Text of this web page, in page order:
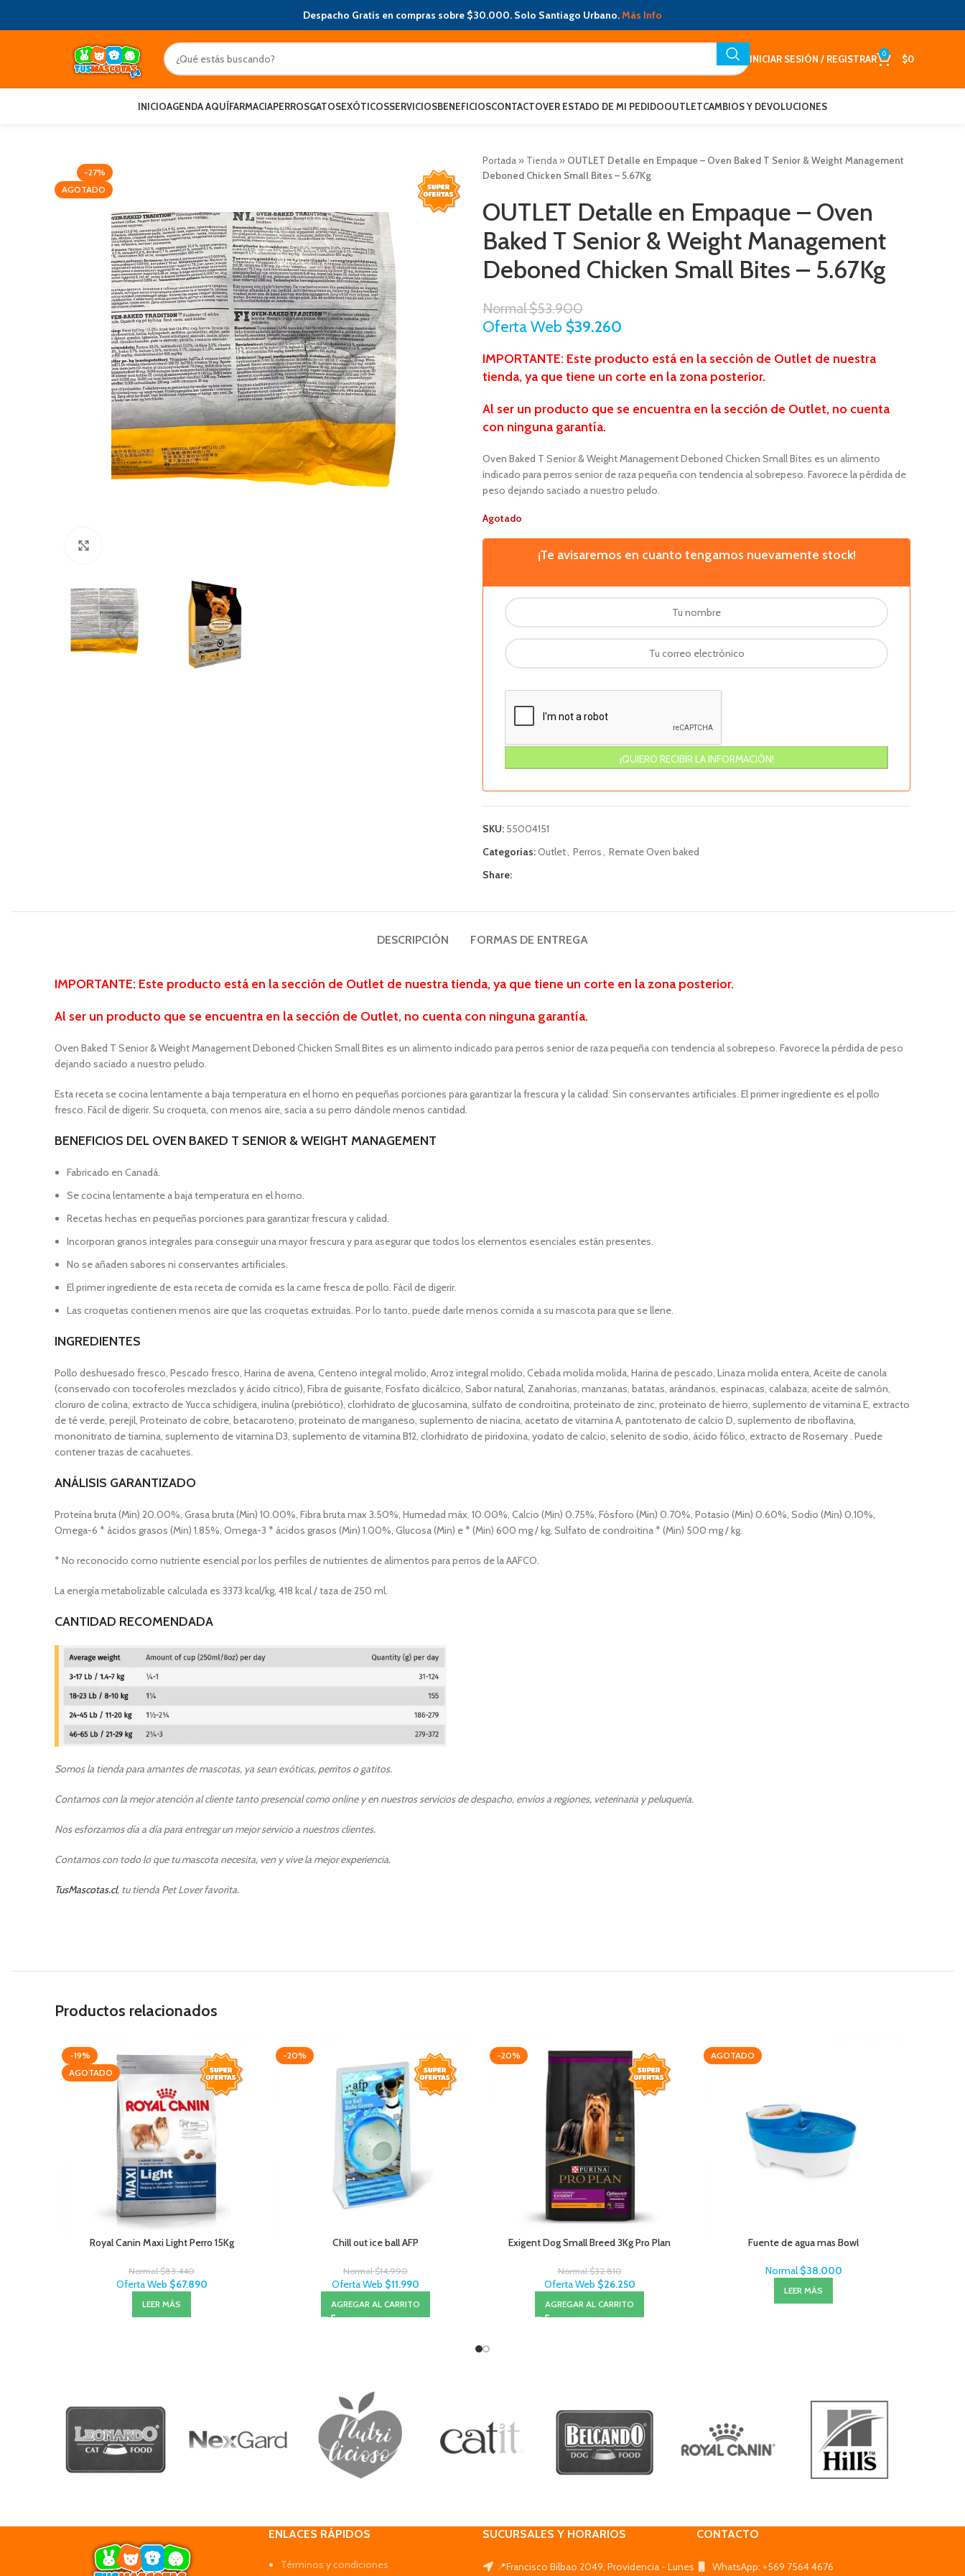
Despacho Gratis en compras sobre $30.000. Solo Santiago Urbano.Más Info
INICIAR SESIÓN / REGISTRAR 0 $0
INICIOAGENDA AQUÍFARMACIAPERROSGATOSEXÓTICOSSERVICIOSBENEFICIOSCONTACTOVER ESTADO DE MI PEDIDOOUTLETCAMBIOS Y DEVOLUCIONES
-27%
AGOTADO
Portada » Tienda » OUTLET Detalle en Empaque – Oven Baked T Senior & Weight Management
Deboned Chicken Small Bites – 5.67Kg
OUTLET Detalle en Empaque – Oven
Baked T Senior & Weight Management
Deboned Chicken Small Bites – 5.67Kg
Normal$53.900
Oferta Web $39.260
IMPORTANTE: Este producto está en la sección de Outlet de nuestra
tienda, ya que tiene un corte en la zona posterior.
Al ser un producto que se encuentra en la sección de Outlet, no cuenta
con ninguna garantía.
Oven Baked T Senior & Weight Management Deboned Chicken Small Bites es un alimento
indicado para perros senior de raza pequeña con tendencia al sobrepeso. Favorece la pérdida de
peso dejando saciado a nuestro peludo.
Agotado
¡Te avisaremos en cuanto tengamos nuevamente stock!
SKU: 55004151
Categorías:Outlet, Perros, Remate Oven baked
Share:
DESCRIPCIÓN FORMAS DE ENTREGA
IMPORTANTE: Este producto está en la sección de Outlet de nuestra tienda, ya que tiene un corte en la zona posterior.
Al ser un producto que se encuentra en la sección de Outlet, no cuenta con ninguna garantía.
Oven Baked T Senior & Weight Management Deboned Chicken Small Bites es un alimento indicado para perros senior de raza pequeña con tendencia al sobrepeso. Favorece la pérdida de peso
dejando saciado a nuestro peludo.
Esta receta se cocina lentamente a baja temperatura en el horno en pequeñas porciones para garantizar la frescura y la calidad. Sin conservantes artificiales. El primer ingrediente es el pollo
fresco. Fácil de digerir. Su croqueta, con menos aire, sacia a su perro dándole menos cantidad.
BENEFICIOS DEL OVEN BAKED T SENIOR & WEIGHT MANAGEMENT
Fabricado en Canadá.
Se cocina lentamente a baja temperatura en el horno.
Recetas hechas en pequeñas porciones para garantizar frescura y calidad.
Incorporan granos integrales para conseguir una mayor frescura y para asegurar que todos los elementos esenciales están presentes.
No se añaden sabores ni conservantes artificiales.
El primer ingrediente de esta receta de comida es la carne fresca de pollo. Fácil de digerir.
Las croquetas contienen menos aire que las croquetas extruidas. Por lo tanto, puede darle menos comida a su mascota para que se llene.
INGREDIENTES
Pollo deshuesado fresco, Pescado fresco, Harina de avena, Centeno integral molido, Arroz integral molido, Cebada molida molida, Harina de pescado, Linaza molida entera, Aceite de canola
(conservado con tocoferoles mezclados y ácido cítrico), Fibra de guisante, Fosfato dicálcico, Sabor natural, Zanahorias, manzanas, batatas, arándanos, espinacas, calabaza, aceite de salmón,
cloruro de colina, extracto de Yucca schidigera, inulina (prebiótico), clorhidrato de glucosamina, sulfato de condroitina, proteinato de zinc, proteinato de hierro, suplemento de vitamina E, extracto
de té verde, perejil, Proteinato de cobre, betacaroteno, proteinato de manganeso, suplemento de niacina, acetato de vitamina A, pantotenato de calcio D, suplemento de riboflavina,
mononitrato de tiamina, suplemento de vitamina D3, suplemento de vitamina B12, clorhidrato de piridoxina, yodato de calcio, selenito de sodio, ácido fólico, extracto de Rosemary . Puede
contener trazas de cacahuetes.
ANÁLISIS GARANTIZADO
Proteína bruta (Min) 20.00%, Grasa bruta (Min) 10.00%, Fibra bruta max 3.50%, Humedad máx. 10.00%, Calcio (Min) 0.75%, Fósforo (Min) 0.70%, Potasio (Min) 0.60%, Sodio (Min) 0.10%,
Omega-6 * ácidos grasos (Min) 1.85%, Omega-3 * ácidos grasos (Min) 1.00%, Glucosa (Min) e * (Min) 600 mg / kg, Sulfato de condroitina * (Min) 500 mg / kg.
* No reconocido como nutriente esencial por los perfiles de nutrientes de alimentos para perros de la AAFCO.
La energía metabolizable calculada es 3373 kcal/kg, 418 kcal / taza de 250 ml.
CANTIDAD RECOMENDADA
Somos la tienda para amantes de mascotas, ya sean exóticas, perritos o gatitos.
Contamos con la mejor atención al cliente tanto presencial como online y en nuestros servicios de despacho, envíos a regiones, veterinaria y peluquería.
Nos esforzamos día a día para entregar un mejor servicio a nuestros clientes.
Contamos con todo lo que tu mascota necesita, ven y vive la mejor experiencia.
TusMascotas.cl, tu tienda Pet Lover favorita.
Productos relacionados
-19%
AGOTADO
Royal Canin Maxi Light Perro 15Kg
Normal$83.440
Oferta Web $67.890
LEER MÁS
-20%
Chill out ice ball AFP
Normal$14.990
Oferta Web $11.990
AGREGAR AL CARRITO
-20%
Exigent Dog Small Breed 3Kg Pro Plan
Normal$32.810
Oferta Web $26.250
AGREGAR AL CARRITO
AGOTADO
Fuente de agua mas Bowl
Normal $38.000
LEER MÁS
ENLACES RÁPIDOS
Términos y condiciones
SUCURSALES Y HORARIOS
📍Francisco Bilbao 2049, Providencia - Lunes
CONTACTO
WhatsApp: +569 7564 4676